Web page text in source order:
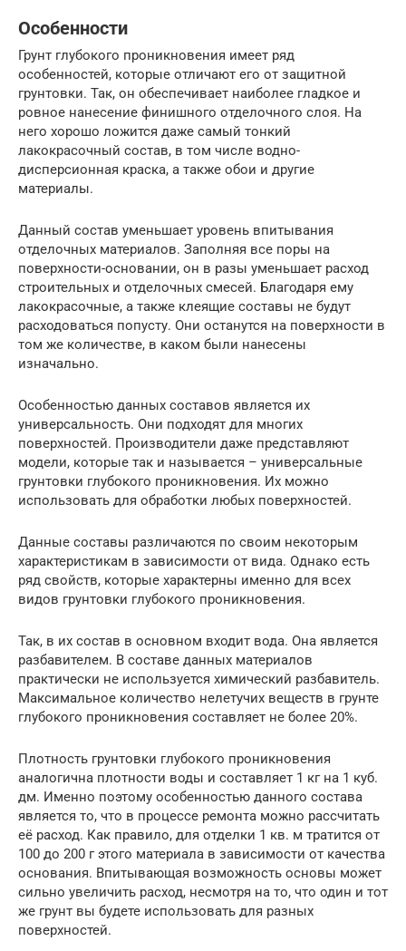
Особенности
Грунт глубокого проникновения имеет ряд
особенностей, которые отличают его от защитной
грунтовки. Так, он обеспечивает наиболее гладкое и
ровное нанесение финишного отделочного слоя. На
него хорошо ложится даже самый тонкий
лакокрасочный состав, в том числе водно-
дисперсионная краска, а также обои и другие
материалы.
Данный состав уменьшает уровень впитывания
отделочных материалов. Заполняя все поры на
поверхности-основании, он в разы уменьшает расход
строительных и отделочных смесей. Благодаря ему
лакокрасочные, а также клеящие составы не будут
расходоваться попусту. Они останутся на поверхности в
том же количестве, в каком были нанесены
изначально.
Особенностью данных составов является их
универсальность. Они подходят для многих
поверхностей. Производители даже представляют
модели, которые так и называется – универсальные
грунтовки глубокого проникновения. Их можно
использовать для обработки любых поверхностей.
Данные составы различаются по своим некоторым
характеристикам в зависимости от вида. Однако есть
ряд свойств, которые характерны именно для всех
видов грунтовки глубокого проникновения.
Так, в их состав в основном входит вода. Она является
разбавителем. В составе данных материалов
практически не используется химический разбавитель.
Максимальное количество нелетучих веществ в грунте
глубокого проникновения составляет не более 20%.
Плотность грунтовки глубокого проникновения
аналогична плотности воды и составляет 1 кг на 1 куб.
дм. Именно поэтому особенностью данного состава
является то, что в процессе ремонта можно рассчитать
её расход. Как правило, для отделки 1 кв. м тратится от
100 до 200 г этого материала в зависимости от качества
основания. Впитывающая возможность основы может
сильно увеличить расход, несмотря на то, что один и тот
же грунт вы будете использовать для разных
поверхностей.